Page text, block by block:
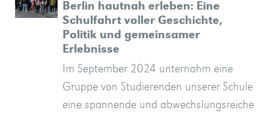
Berlin hautnah erleben: Eine
Schulfahrt voller Geschichte,
Politik und gemeinsamer
Erlebnisse
Im September 2024 unternahm eine
Gruppe von Studierenden unserer Schule
eine spannende und abwechslungsreiche